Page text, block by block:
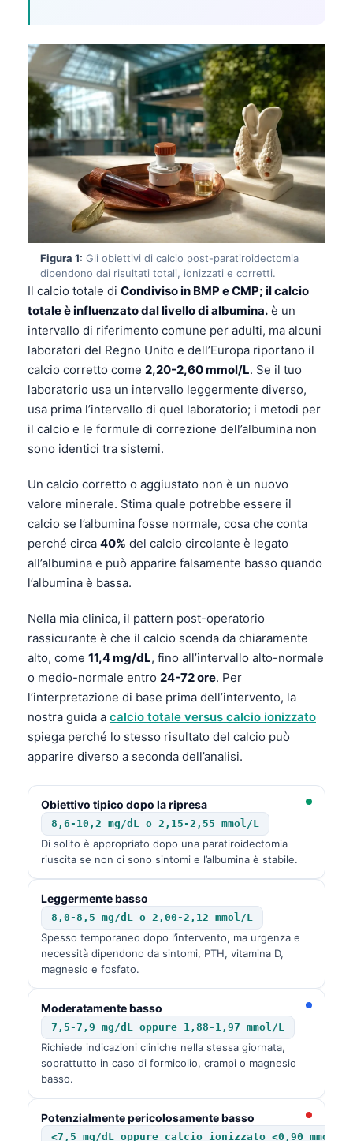
Figura 1: Gli obiettivi di calcio post-paratiroidectomia
dipendono dai risultati totali, ionizzati e corretti.
Il calcio totale di Condiviso in BMP e CMP; il calcio
totale è influenzato dal livello di albumina. è un
intervallo di riferimento comune per adulti, ma alcuni
laboratori del Regno Unito e dell’Europa riportano il
calcio corretto come 2,20-2,60 mmol/L. Se il tuo
laboratorio usa un intervallo leggermente diverso,
usa prima l’intervallo di quel laboratorio; i metodi per
il calcio e le formule di correzione dell’albumina non
sono identici tra sistemi.
Un calcio corretto o aggiustato non è un nuovo
valore minerale. Stima quale potrebbe essere il
calcio se l’albumina fosse normale, cosa che conta
perché circa 40% del calcio circolante è legato
all’albumina e può apparire falsamente basso quando
l’albumina è bassa.
Nella mia clinica, il pattern post-operatorio
rassicurante è che il calcio scenda da chiaramente
alto, come 11,4 mg/dL, fino all’intervallo alto-normale
o medio-normale entro 24-72 ore. Per
l’interpretazione di base prima dell’intervento, la
nostra guida a calcio totale versus calcio ionizzato
spiega perché lo stesso risultato del calcio può
apparire diverso a seconda dell’analisi.
Obiettivo tipico dopo la ripresa
8,6-10,2 mg/dL o 2,15-2,55 mmol/L
Di solito è appropriato dopo una paratiroidectomia
riuscita se non ci sono sintomi e l’albumina è stabile.
Leggermente basso
8,0-8,5 mg/dL o 2,00-2,12 mmol/L
Spesso temporaneo dopo l’intervento, ma urgenza e
necessità dipendono da sintomi, PTH, vitamina D,
magnesio e fosfato.
Moderatamente basso
7,5-7,9 mg/dL oppure 1,88-1,97 mmol/L
Richiede indicazioni cliniche nella stessa giornata,
soprattutto in caso di formicolio, crampi o magnesio
basso.
Potenzialmente pericolosamente basso
<7,5 mg/dL oppure calcio ionizzato <0,90 mmol/L